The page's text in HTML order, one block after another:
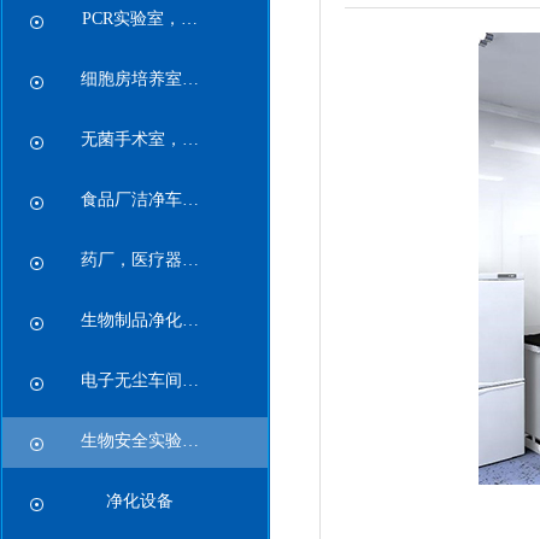
PCR实验室，…
细胞房培养室…
无菌手术室，…
食品厂洁净车…
药厂，医疗器…
生物制品净化…
电子无尘车间…
生物安全实验…
净化设备